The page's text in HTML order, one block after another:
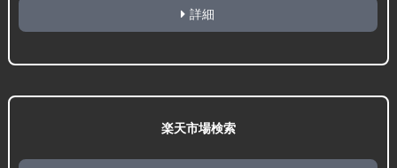
詳細
楽天市場検索